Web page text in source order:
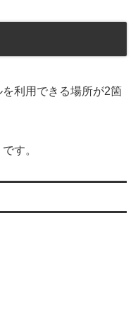
利用できる場所が2箇
す。